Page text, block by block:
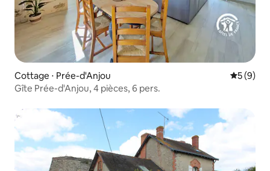
Cottage ⋅ Prée-d'Anjou
5 (9)
Gîte Prée-d'Anjou, 4 pièces, 6 pers.